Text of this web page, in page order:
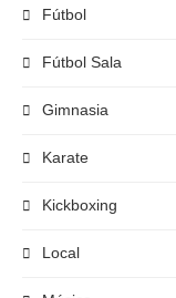
Fútbol
Fútbol Sala
Gimnasia
Karate
Kickboxing
Local